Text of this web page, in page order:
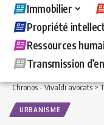
Immobilier
Propriété
Ressources
Transmission
Chronos - Vivaldi avocats>
URBANISME